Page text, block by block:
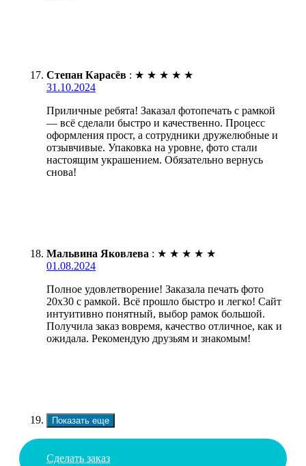
Степан Карасёв : ★ ★ ★ ★ ★
31.10.2024
Приличные ребята! Заказал фотопечать с рамкой
— всё сделали быстро и качественно. Процесс
оформления прост, а сотрудники дружелюбные и
отзывчивые. Упаковка на уровне, фото стали
настоящим украшением. Обязательно вернусь
снова!
Мальвина Яковлева : ★ ★ ★ ★ ★
01.08.2024
Полное удовлетворение! Заказала печать фото
20х30 с рамкой. Всё прошло быстро и легко! Сайт
интуитивно понятный, выбор рамок большой.
Получила заказ вовремя, качество отличное, как и
ожидала. Рекомендую друзьям и знакомым!
Показать еще
Сделать заказ